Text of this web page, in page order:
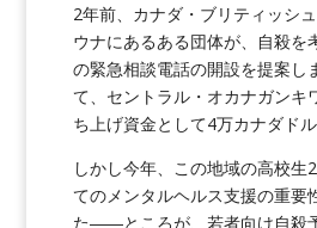
2年前、カナダ・ブリティッシ
ウナにあるある団体が、自殺を
の緊急相談電話の開設を提案し
て、セントラル・オカナガンキ
ち上げ資金として4万カナダドル
しかし今年、この地域の高校生
てのメンタルヘルス支援の重要
た――ところが、若者向け自殺